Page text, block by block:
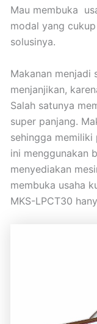
Mau membuka
modal yang
solusinya.
Makanan menjadi
menjanjikan,
Salah satunya
super panjang.
sehingga memiliki
ini menggunakan
menyediakan
membuka usaha
MKS-LPCT30